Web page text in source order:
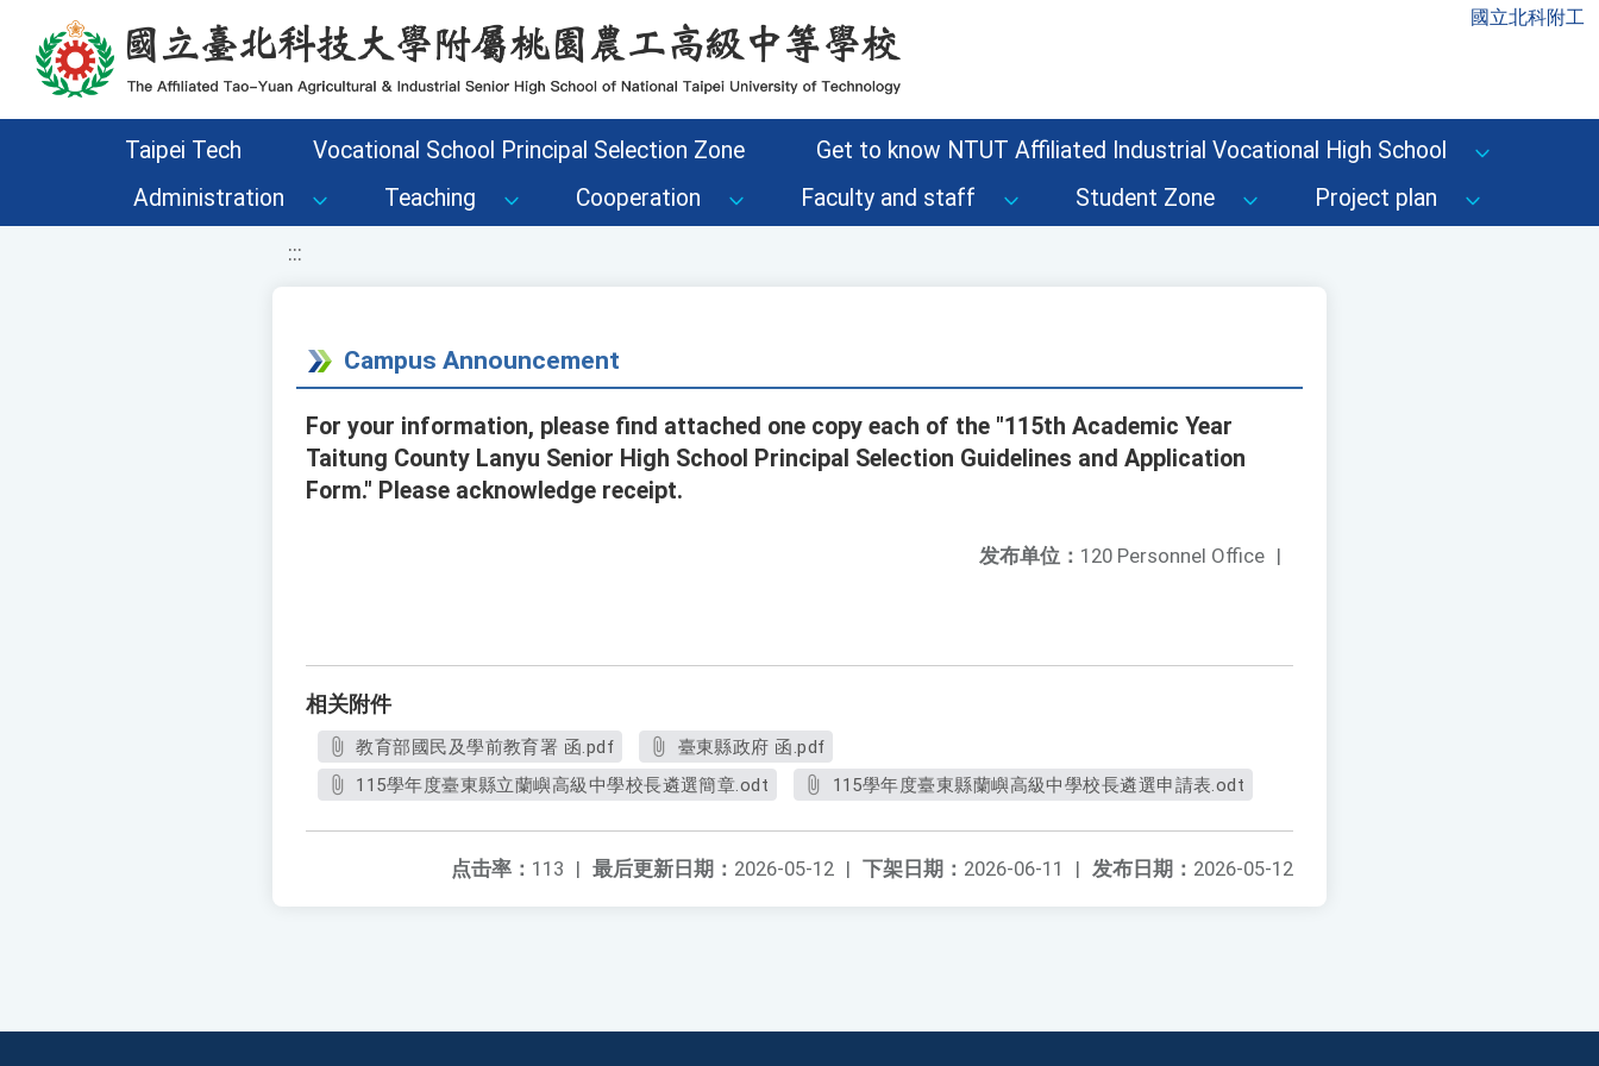
移至網頁之主要內容區位置 國立北科附工
Taipei Tech Vocational School Principal Selection Zone
Get to know NTUT Affiliated Industrial Vocational High School
Administration
Teaching Cooperation Faculty and staff Student Zone Project plan
:::
Campus Announcement
For your information, please find attached one copy each of the "115th Academic Year
Taitung County Lanyu Senior High School Principal Selection Guidelines and Application
Form." Please acknowledge receipt.
发布单位： 120 Personnel Office |
相关附件
教育部國民及學前教育署 函.pdf
臺東縣政府 函.pdf
115學年度臺東縣立蘭嶼高級中學校長遴選簡章.odt
115學年度臺東縣蘭嶼高級中學校長遴選申請表.odt
发布日期： 2026-05-12
下架日期： 2026-06-11 |
最后更新日期： 2026-05-12 |
点击率： 113 |